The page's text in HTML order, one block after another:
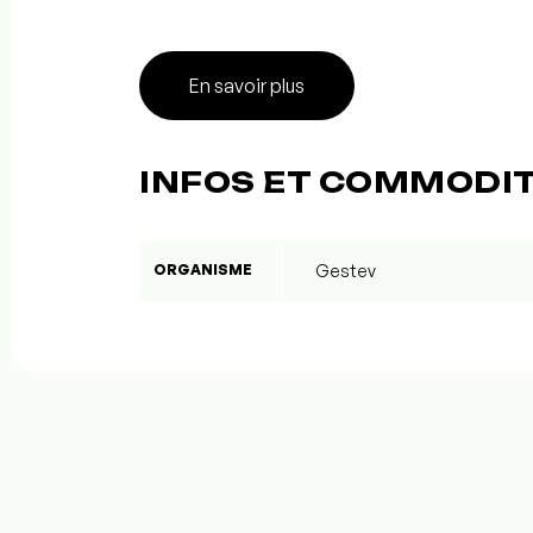
En savoir plus
INFOS ET
ORGANISME Gestev